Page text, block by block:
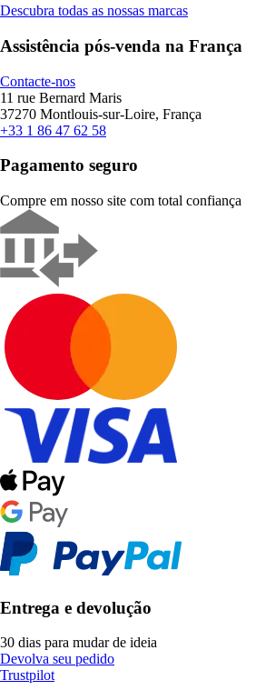
Descubra todas as nossas marcas
Assistência pós-venda na França
Contacte-nos
11 rue Bernard Maris
37270 Montlouis-sur-Loire, França
+33 1 86 47 62 58
Pagamento seguro
Compre em nosso site com total confiança
Entrega e devolução
30 dias para mudar de ideia
Devolva seu pedido
Trustpilot